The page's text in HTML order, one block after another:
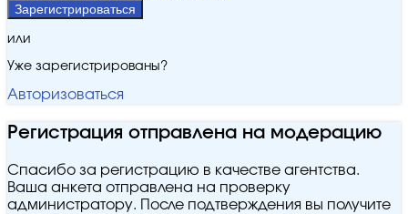
Зарегистрироваться
или
Уже зарегистрированы?
Авторизоваться
Регистрация отправлена на модерацию
Спасибо за регистрацию в качестве агентства.
Ваша анкета отправлена на проверку
администратору. После подтверждения вы получите